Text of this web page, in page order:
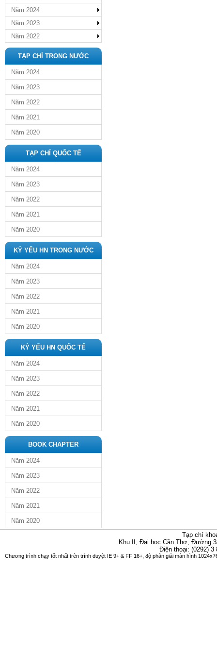
Năm 2024
Năm 2023
Năm 2022
TẠP CHÍ TRONG NƯỚC
Năm 2024
Năm 2023
Năm 2022
Năm 2021
Năm 2020
TẠP CHÍ QUỐC TẾ
Năm 2024
Năm 2023
Năm 2022
Năm 2021
Năm 2020
KỶ YẾU HN TRONG NƯỚC
Năm 2024
Năm 2023
Năm 2022
Năm 2021
Năm 2020
KỶ YẾU HN QUỐC TẾ
Năm 2024
Năm 2023
Năm 2022
Năm 2021
Năm 2020
BOOK CHAPTER
Năm 2024
Năm 2023
Năm 2022
Năm 2021
Năm 2020
Tạp chí
Khu II, Đại học Cần Thơ, Đường
Điện thoại: (0292)
Chương trình chạy tốt nhất trên trình duyệt IE 9+ & FF 16+, độ phân giải màn hình